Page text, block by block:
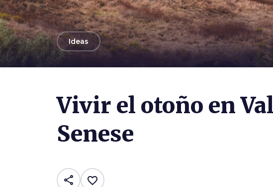
arrow_backIdeas
Vivir el otoño en
Senese
share favorite_border